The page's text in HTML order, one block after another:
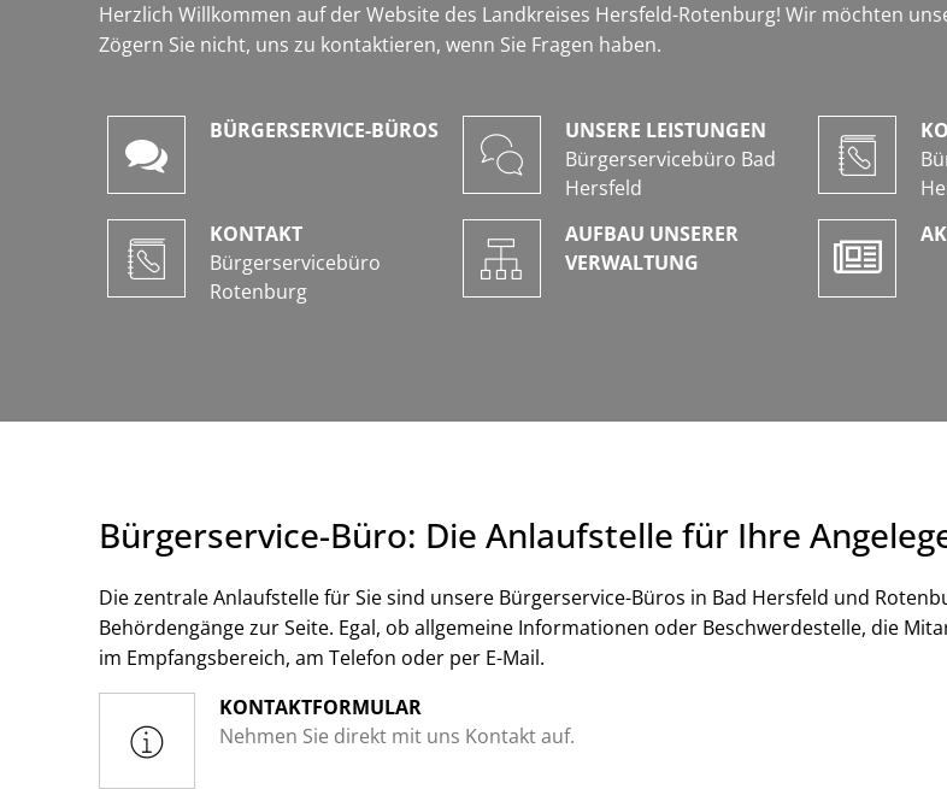
Herzlich Willkommen auf der Website des Landkreises Hersfeld-Rotenburg! Wir möchten
Zögern Sie nicht, uns zu kontaktieren, wenn Sie Fragen haben.
BÜRGERSERVICE-BÜROS
UNSERE LEISTUNGEN
Bürgerservicebüro Bad
Hersfeld
KONTAKT
Bürgerservicebüro
Rotenburg
AUFBAU UNSERER
VERWALTUNG
Bürgerservice-Büro: Die Anlaufstelle für Ihre
Die zentrale Anlaufstelle für Sie sind unsere Bürgerservice-Büros in Bad Hersfeld und
Behördengänge zur Seite. Egal, ob allgemeine Informationen oder Beschwerdestelle, die
im Empfangsbereich, am Telefon oder per E-Mail.
KONTAKTFORMULAR
Nehmen Sie direkt mit uns Kontakt auf.